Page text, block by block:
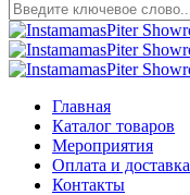
Главная
Каталог товаров
Мероприятия
Оплата и доставка
Контакты